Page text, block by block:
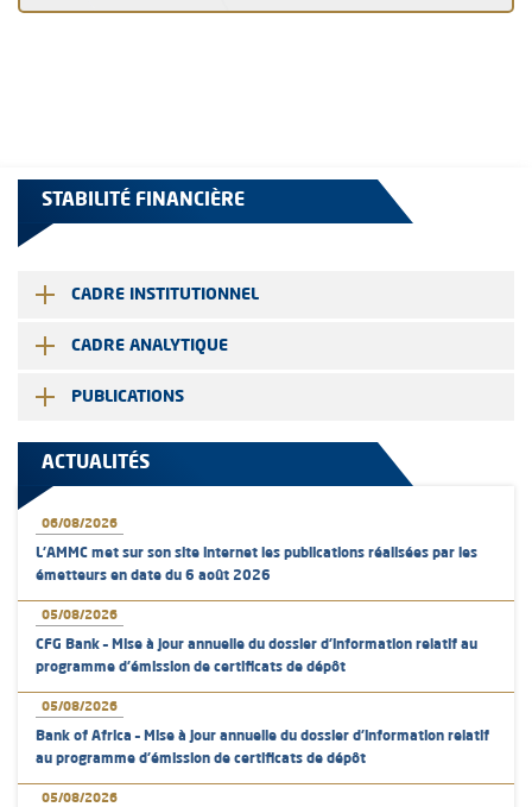
STABILITÉ FINANCIÈRE
CADRE INSTITUTIONNEL
CADRE ANALYTIQUE
PUBLICATIONS
ACTUALITÉS
06/08/2026
L’AMMC met sur son site internet les publications réalisées par les
émetteurs en date du 6 août 2026
05/08/2026
CFG Bank – Mise à jour annuelle du dossier d’information relatif au
programme d'émission de certificats de dépôt
05/08/2026
Bank of Africa – Mise à jour annuelle du dossier d’information relatif
au programme d'émission de certificats de dépôt
05/08/2026